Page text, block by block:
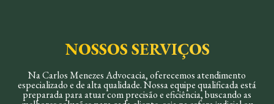
NOSSOS SERVIÇOS
Na Carlos Menezes Advocacia, oferecemos atendimento
especializado e de alta qualidade. Nossa equipe qualificada está
preparada para atuar com precisão e eficiência, buscando as